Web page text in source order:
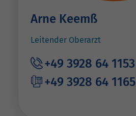
Arne Keemß
Leitender Oberarzt
+49 3928 64 1153
+49 3928 64 1165